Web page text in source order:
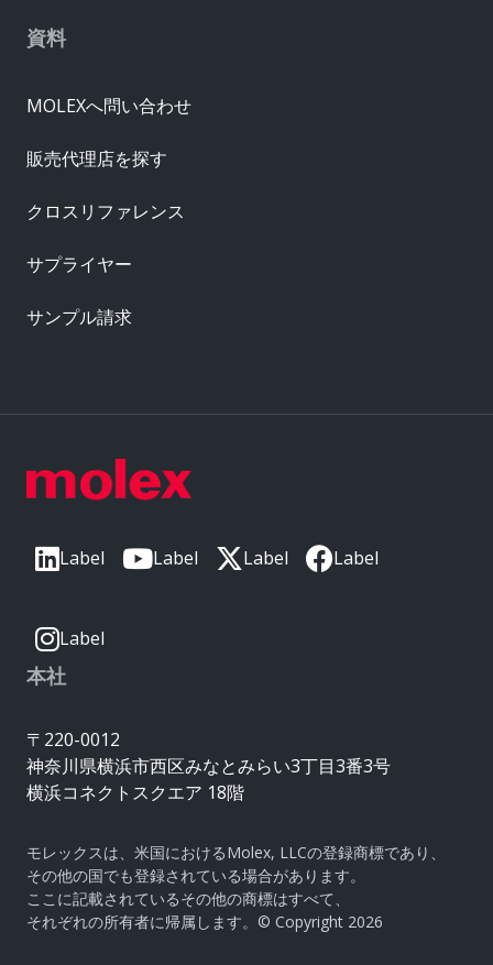
Label Label Label Label
Label
本社
〒220-0012
神奈川県横浜市西区みなとみらい3丁目3番3号
横浜コネクトスクエア 18階
モレックスは、米国におけるMolex, LLCの登録商標であり、
その他の国でも登録されている場合があります。
ここに記載されているその他の商標はすべて、
それぞれの所有者に帰属します。© Copyright 2026
資料
MOLEXへ問い合わせ
販売代理店を探す
クロスリファレンス
サプライヤー
サンプル請求